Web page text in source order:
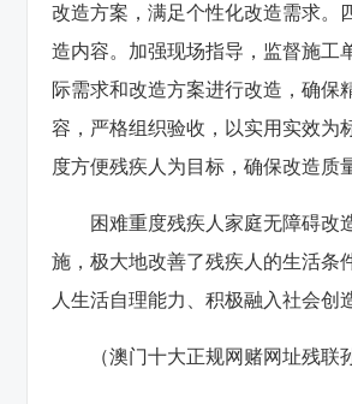
改造方案，满足个性化改造需求。
造内容。加强现场指导，监督施工
际需求和改造方案进行改造，确保
容，严格组织验收，以实用实效为
度方便残疾人为目标，确保改造质
困难重度残疾人家庭无障碍改
施，极大地改善了残疾人的生活条
人生活自理能力、积极融入社会创
（澳门十大正规网赌网址残联